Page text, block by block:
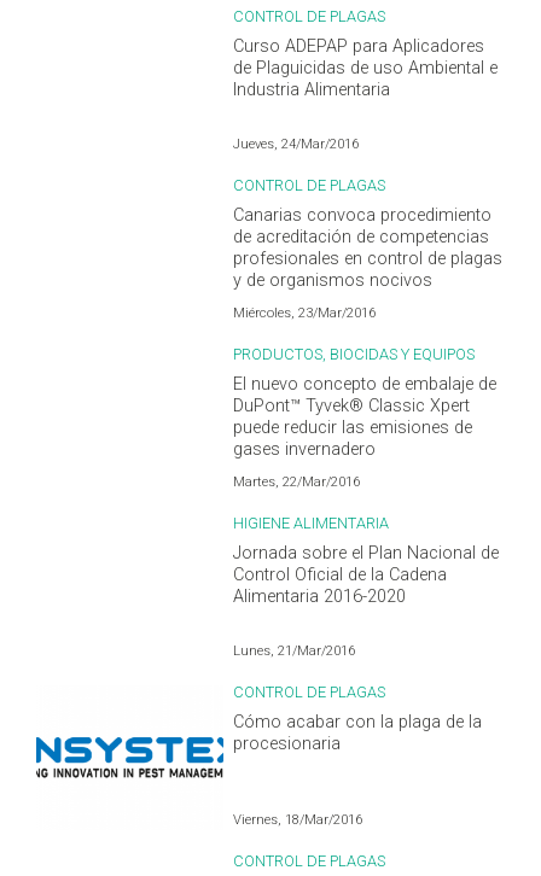
CONTROL DE PLAGAS
Curso ADEPAP para Aplicadores
de Plaguicidas de uso Ambiental e
Industria Alimentaria
Jueves, 24/Mar/2016
CONTROL DE PLAGAS
Canarias convoca procedimiento
de acreditación de competencias
profesionales en control de plagas
y de organismos nocivos
Miércoles, 23/Mar/2016
PRODUCTOS, BIOCIDAS Y EQUIPOS
El nuevo concepto de embalaje de
DuPont™ Tyvek® Classic Xpert
puede reducir las emisiones de
gases invernadero
Martes, 22/Mar/2016
HIGIENE ALIMENTARIA
Jornada sobre el Plan Nacional de
Control Oficial de la Cadena
Alimentaria 2016-2020
Lunes, 21/Mar/2016
CONTROL DE PLAGAS
Cómo acabar con la plaga de la
procesionaria
Viernes, 18/Mar/2016
CONTROL DE PLAGAS